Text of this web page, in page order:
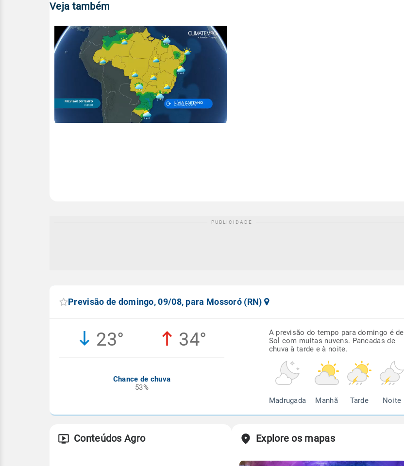
Veja também
Previsão de domingo, 09/08, para Mossoró (RN)
23° 34°
Chance de chuva
53%
A previsão do tempo para domingo é de
Sol com muitas nuvens. Pancadas de
chuva à tarde e à noite.
Madrugada Manhã Tarde Noite
Conteúdos Agro Explore os mapas